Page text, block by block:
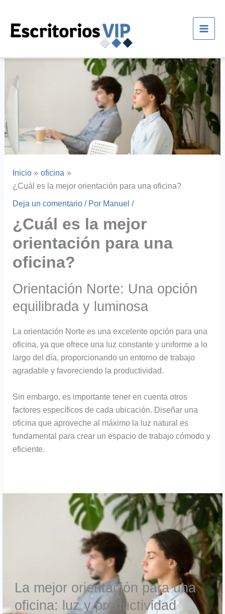
contenido
Inicio
oficina
¿Cuál es la mejor orientación para una oficina?
Deja un comentario / Por Manuel /
¿Cuál es la mejor
orientación para una
oficina?
Orientación Norte: Una opción
equilibrada y luminosa
La orientación Norte es una excelente opción para una
oficina, ya que ofrece una luz constante y uniforme a lo
largo del día, proporcionando un entorno de trabajo
agradable y favoreciendo la productividad.
Sin embargo, es importante tener en cuenta otros
factores específicos de cada ubicación. Diseñar una
oficina que aproveche al máximo la luz natural es
fundamental para crear un espacio de trabajo cómodo y
eficiente.
La mejor orientación para una
oficina: luz y productividad